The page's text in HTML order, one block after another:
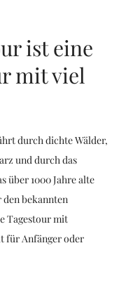
ist eine
mit viel
durch dichte Wälder,
und durch das
über 1000 Jahre alte
bekannten
Tagestour mit
für Anfänger oder